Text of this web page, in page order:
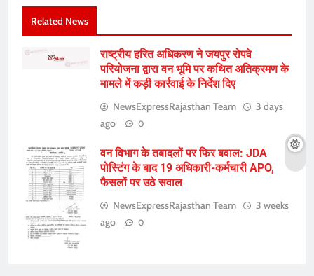
Related News
राष्ट्रीय हरित अधिकरण ने जयपुर रोपवे
परियोजना द्वारा वन भूमि पर कथित अतिक्रमण के
मामले में कड़ी कार्रवाई के निर्देश दिए
NewsExpressRajasthan Team
3 days
ago
0
वन विभाग के तबादलों पर फिर बवाल: JDA
पोस्टिंग के बाद 19 अधिकारी-कर्मचारी APO,
फैसलों पर उठे सवाल
NewsExpressRajasthan Team
3 weeks
ago
0